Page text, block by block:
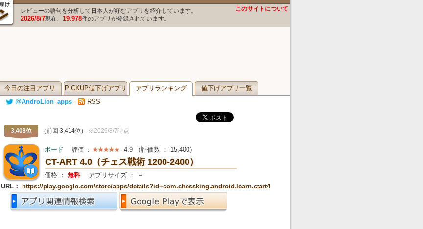
レビューの語句を分析して日本人が好むアプリを紹介しています。
2026/8/7現在、 19,978件のアプリが登録されています。
このサイトについて
今日の注目アプリ PICKUP値下げアプリ アプリランキング
値下げアプリ一覧
@AndroLion_apps
RSS
3,408位 （前回 3,414位） ※2026/8/7時点
ボード 評価 ： 4.9 （評価数 ： 15,400）
CT-ART 4.0（チェス戦術 1200-2400）
価格 ： 無料 アプリサイズ ：
－
URL：
https://play.google.com/store/apps/details?id=com.chessking.android.learn.ctart4